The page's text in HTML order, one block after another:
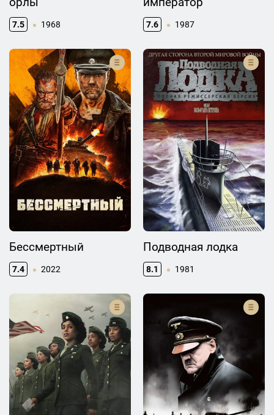
7.5 1968 7.6 1987
Бессмертный
7.4 2022
Подводная лодка
8.1 1981